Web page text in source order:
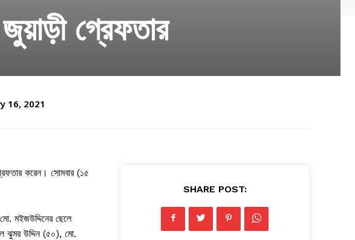
গ্রেফতার
16, 2021
করেন। সোমবার (১৫
মইজউদ্দিনের ছেলে
ঝুমর উদ্দিন (৫০), মো.
SHARE POST: